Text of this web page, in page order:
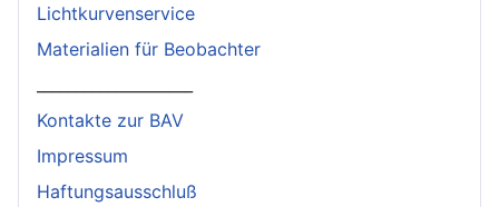
Lichtkurvenservice
Materialien für Beobachter
Kontakte zur BAV
Impressum
Haftungsausschluß